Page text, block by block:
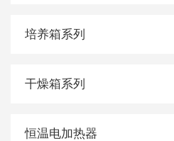
培养箱系列
干燥箱系列
恒温电加热器